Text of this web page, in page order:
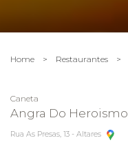
Home > Restaurantes >
Caneta
Angra Do Heroismo
Rua As Presas, 13 - Altares